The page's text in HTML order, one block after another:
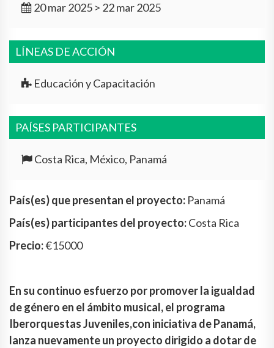
20 mar 2025 > 22 mar 2025
LÍNEAS DE ACCIÓN
Educación y Capacitación
PAÍSES PARTICIPANTES
Costa Rica, México, Panamá
País(es) que presentan el proyecto: Panamá
País(es) participantes del proyecto:Costa Rica
Precio:€15000
En su continuo esfuerzo por promover la igualdad
de género en el ámbito musical, el programa
Iberorquestas Juveniles,con iniciativa de Panamá,
lanza nuevamente un proyecto dirigido a dotar de